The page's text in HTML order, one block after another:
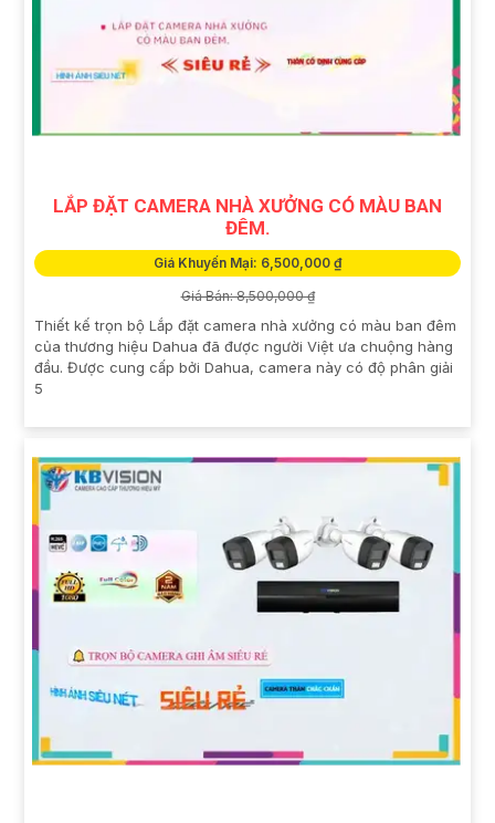
LẮP ĐẶT CAMERA NHÀ XƯỞNG CÓ MÀU BAN
ĐÊM.
Giá Khuyến Mại: 6,500,000 ₫
Giá Bán: 8,500,000 ₫
Thiết kế trọn bộ Lắp đặt camera nhà xưởng có màu ban đêm
của thương hiệu Dahua đã được người Việt ưa chuộng hàng
đầu. Được cung cấp bởi Dahua, camera này có độ phân giải
5